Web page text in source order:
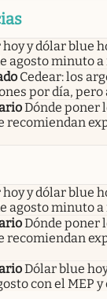
y dólar blue
agosto minuto
Cedear: los
por día,
Dónde poner
recomiendan
y dólar blue
agosto minuto
Dónde poner
recomiendan
Dólar blue
con el MEP y